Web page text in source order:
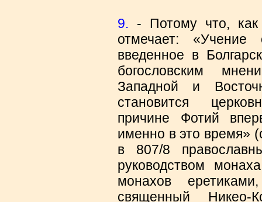
9. - Потому что,
отмечает:
введенное в
богословским
Западной и
становится
причине Фотий
именно в это время»
в 807/8
руководством
монахов
священный Никео-